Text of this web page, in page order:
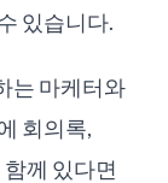
있습니다.
는 마케터와
회의록,
께 있다면